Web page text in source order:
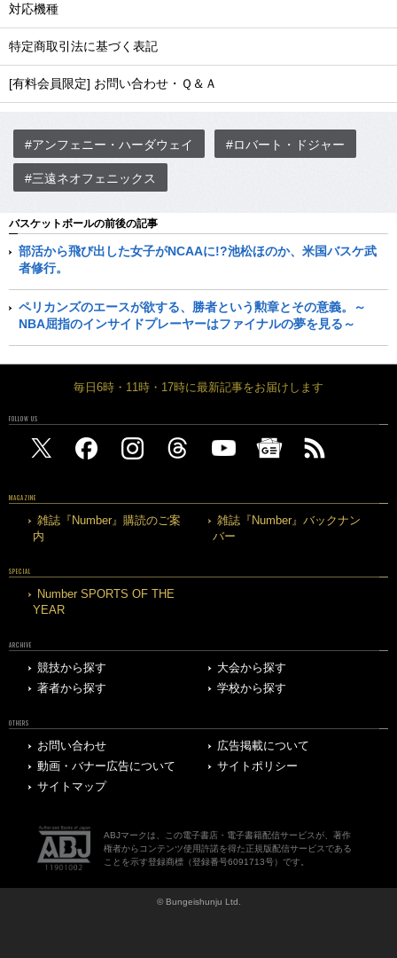
対応機種
特定商取引法に基づく表記
[有料会員限定] お問い合わせ・Ｑ＆Ａ
#アンフェニー・ハーダウェイ #ロバート・ドジャー
#三遠ネオフェニックス
バスケットボールの前後の記事
部活から飛び出した女子がNCAAに!?池松ほのか、米国バスケ武
者修行。
ペリカンズのエースが欲する、勝者という勲章とその意義。～
NBA屈指のインサイドプレーヤーはファイナルの夢を見る～
毎日6時・11時・17時に最新記事をお届けします
FOLLOW US
MAGAZINE
雑誌『Number』購読のご案
内
雑誌『Number』バックナン
バー
SPECIAL
Number SPORTS OF THE
YEAR
ARCHIVE
競技から探す
大会から探す
著者から探す
学校から探す
OTHERS
お問い合わせ
広告掲載について
動画・バナー広告について
サイトポリシー
サイトマップ
ABJマークは、この電子書店・電子書籍配信サービスが、著作
権者からコンテンツ使用許諾を得た正規版配信サービスである
ことを示す登録商標（登録番号6091713号）です。
© Bungeishunju Ltd.